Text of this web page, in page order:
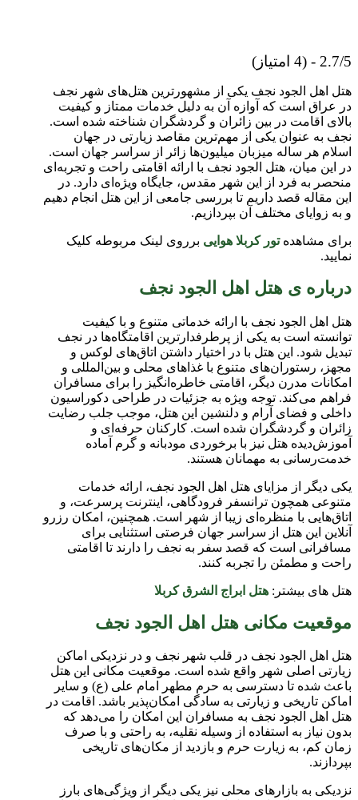
2.7/5 - (4 امتیاز)
هتل اهل الجود نجف یکی از مشهورترین هتل‌های شهر نجف
در عراق است که آوازه آن به دلیل خدمات ممتاز و کیفیت
بالای اقامت در بین زائران و گردشگران شناخته شده است.
نجف به عنوان یکی از مهم‌ترین مقاصد زیارتی در جهان
اسلام هر ساله میزبان میلیون‌ها زائر از سراسر جهان است.
در این میان، هتل الجود نجف با ارائه اقامتی راحت و تجربه‌ای
منحصر به فرد از این شهر مقدس، جایگاه ویژه‌ای دارد. در
این مقاله قصد داریم تا بررسی جامعی از این هتل انجام دهیم
و به زوایای مختلف آن بپردازیم.
برای مشاهدهتور کربلا هوایی برروی لینک مربوطه کلیک
نمایید.
درباره ی هتل اهل الجود نجف
هتل اهل الجود نجف با ارائه خدماتی متنوع و با کیفیت
توانسته است به یکی از پرطرفدارترین اقامتگاه‌ها در نجف
تبدیل شود. این هتل با در اختیار داشتن اتاق‌های لوکس و
مجهز، رستوران‌های متنوع با غذاهای محلی و بین‌المللی و
امکانات مدرن دیگر، اقامتی خاطره‌انگیز را برای مسافران
فراهم می‌کند. توجه ویژه به جزئیات در طراحی دکوراسیون
داخلی و فضای آرام و دلنشین این هتل، موجب جلب رضایت
زائران و گردشگران شده است. کارکنان حرفه‌ای و
آموزش‌دیده هتل نیز با برخوردی مودبانه و گرم آماده
خدمت‌رسانی به مهمانان هستند.
یکی دیگر از مزایای هتل اهل الجود نجف، ارائه خدمات
متنوعی همچون ترانسفر فرودگاهی، اینترنت پرسرعت، و
اتاق‌هایی با منظره‌ای زیبا از شهر است. همچنین، امکان رزرو
آنلاین این هتل از سراسر جهان فرصتی استثنایی برای
مسافرانی است که قصد سفر به نجف را دارند تا اقامتی
راحت و مطمئن را تجربه کنند.
هتل های بیشتر: هتل ابراج الشرق کربلا
موقعیت مکانی هتل اهل الجود نجف
هتل اهل الجود نجف در قلب شهر نجف و در نزدیکی اماکن
زیارتی اصلی شهر واقع شده است. موقعیت مکانی این هتل
باعث شده تا دسترسی به حرم مطهر امام علی (ع) و سایر
اماکن تاریخی و زیارتی به سادگی امکان‌پذیر باشد. اقامت در
هتل اهل الجود نجف به مسافران این امکان را می‌دهد که
بدون نیاز به استفاده از وسیله نقلیه، به راحتی و با صرف
زمان کم، به زیارت حرم و بازدید از مکان‌های تاریخی
بپردازند.
نزدیکی به بازارهای محلی نیز یکی دیگر از ویژگی‌های بارز